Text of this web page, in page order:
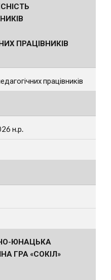
ПРАЦІВНИКІВ
працівників
н.р.
ЮНАЦЬКА
ГРА «СОКІЛ»